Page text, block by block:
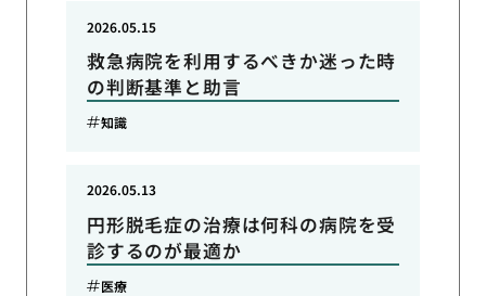
救急病院を利用するべきか迷った時
の判断基準と助言
2026.05.15
知識
円形脱毛症の治療は何科の病院を受
診するのが最適か
2026.05.13
医療